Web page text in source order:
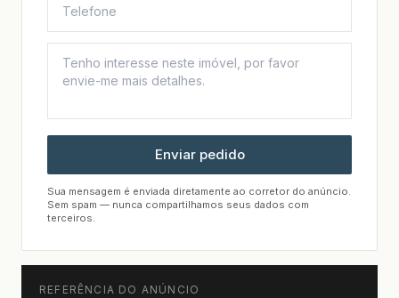
Enviar pedido
Sua mensagem é enviada diretamente ao corretor do anúncio.
Sem spam — nunca compartilhamos seus dados com
terceiros.
REFERÊNCIA DO ANÚNCIO